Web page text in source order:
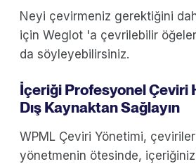
Neyi çevirmeniz gerektiğini
için Weglot 'a çevrilebilir
da söyleyebilirsiniz.
İçeriği Profesyonel Çeviri
Dış Kaynaktan Sağlayın
WPML Çeviri Yönetimi,
yönetmenin ötesinde,